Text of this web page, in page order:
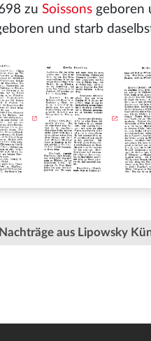
zu Soissons geboren
und starb
Nachträge aus Lipowsky